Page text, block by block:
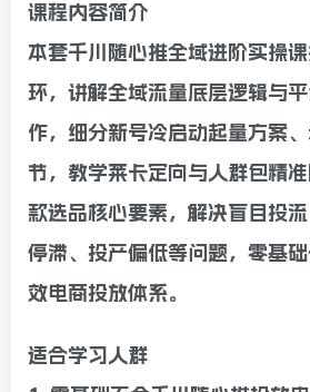
课程内容简介
本套千川随心推全域进阶实操
环，讲解全域流量底层逻辑与
作，细分新号冷启动起量方案
节，教学莱卡定向与人群包精
款选品核心要素，解决盲目投
停滞、投产偏低等问题，零基
效电商投放体系。
适合学习人群